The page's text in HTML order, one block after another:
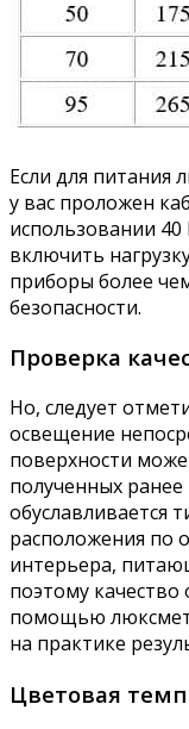
Если для питания
у вас проложен
использовании
включить
приборы более
безопасности.
Проверка
Но, следует
освещение
поверхности
полученных
обуславливается
расположения по
интерьера,
поэтому качество
помощью
на практике
Цветовая